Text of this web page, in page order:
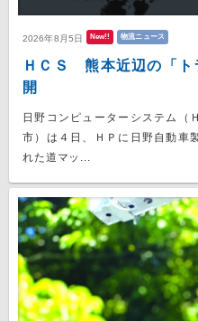
2026年8月5日 New!! 物流ニュース
ＨＣＳ 熊本近辺の「ト
開
日野コンピューターシステム（
市）は４日、ＨＰに日野自動車
れた道マッ...